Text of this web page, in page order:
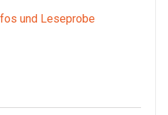
und Leseprobe